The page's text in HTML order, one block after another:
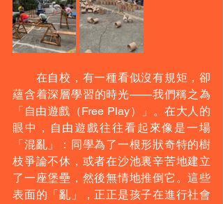
在自校，有一種看似沒有規矩，卻
蘊含着深層學習的時光——我們稱之為
「自由遊戲（Free Play）」。在大人的
眼中，自由遊戲往往看起來像是一場
「混亂」：同學為了一根形狀奇特的樹
枝爭論不休，或者在沙池裏辛苦地建立
了一座堡壘，然後無情地推倒它。這些
表面的「亂」，正正是孩子在進行社會